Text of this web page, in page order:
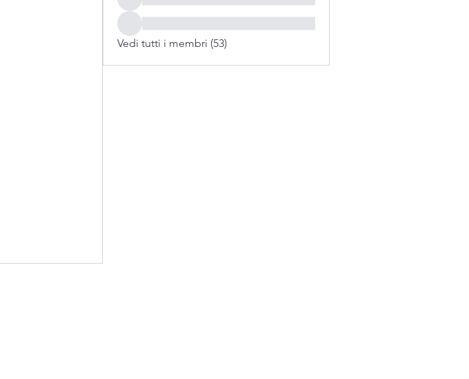
Vedi tutti i membri (53)